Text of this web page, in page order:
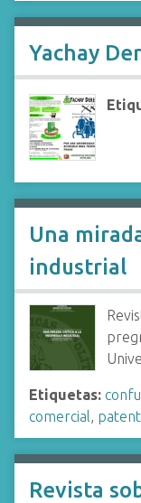
Yachay
Una
industrial
Etiquetas:
comercial,
Revista